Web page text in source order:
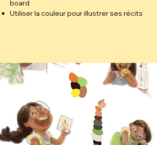
board
Utiliser la couleur pour illustrer ses récits